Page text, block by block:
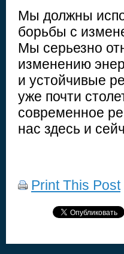
Мы должны
борьбы с
Мы серьезно
изменению
и устойчивые
уже почти
современное
нас здесь и
Print This Post